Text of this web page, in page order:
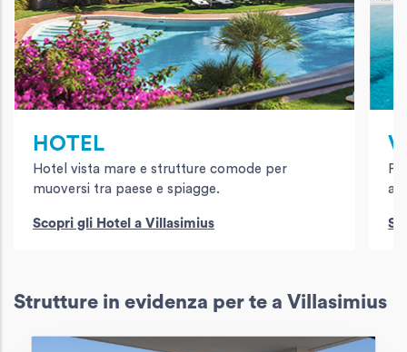
HOTEL
Hotel vista mare e strutture comode per
muoversi tra paese e spiagge.
Scopri gli Hotel a Villasimius
Strutture in evidenza per te a Villasimius